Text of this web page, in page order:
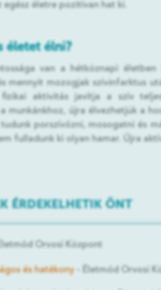
életre pozitívan hat ki.
életet élni?
van a hétköznapi
mennyit mozogjak szívinfarktus
aktivitás javítja a szív
munkánkhoz, újra élvezhetjük a
porszívózni, mosogatni és
fulladunk ki olyan hamar. Újra
ÉRDEKELHETIK ÖNT
Orvosi Központ
és hatékony - Életmód Orvosi